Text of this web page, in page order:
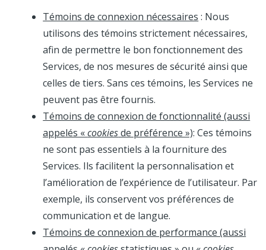
Témoins de connexion nécessaires : Nous
utilisons des témoins strictement nécessaires,
afin de permettre le bon fonctionnement des
Services, de nos mesures de sécurité ainsi que
celles de tiers. Sans ces témoins, les Services ne
peuvent pas être fournis.
Témoins de connexion de fonctionnalité (aussi
appelés «cookiesde préférence »): Ces témoins
ne sont pas essentiels à la fourniture des
Services. Ils facilitent la personnalisation et
l’amélioration de l’expérience de l’utilisateur. Par
exemple, ils conservent vos préférences de
communication et de langue.
Témoins de connexion de performance (aussi